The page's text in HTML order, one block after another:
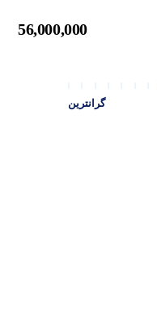
56,000,000
گرانترین